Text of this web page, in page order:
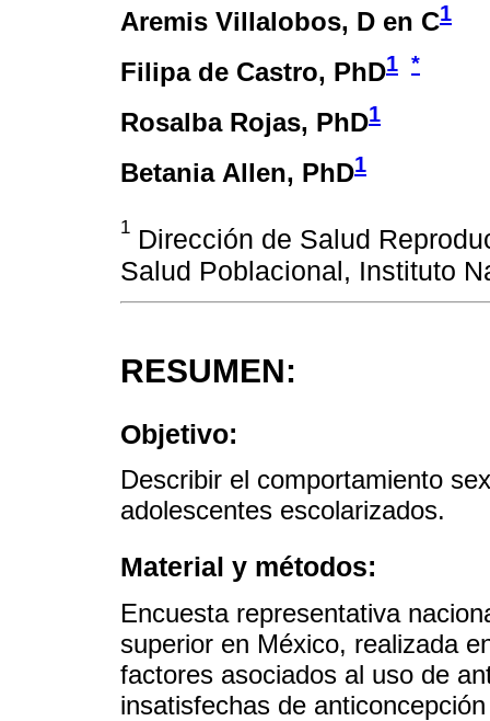
Aremis Villalobos, D en C1
Filipa de Castro, PhD1 *
Rosalba Rojas, PhD1
Betania Allen, PhD1
1 Dirección de Salud
Salud Poblacional, Instituto
RESUMEN:
Objetivo:
Describir el comportamiento
adolescentes escolarizados.
Material y métodos:
Encuesta representativa
superior en México, realizada
factores asociados al uso de
insatisfechas de